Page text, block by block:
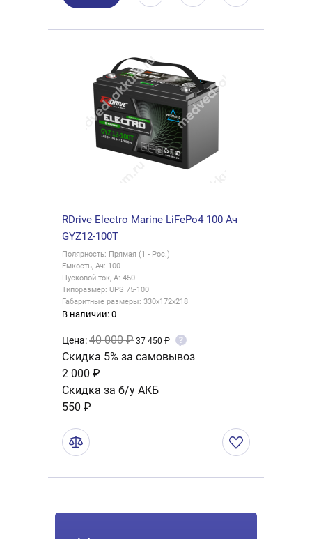
RDrive Electro Marine LiFePo4 100 Ач
GYZ12-100T
Полярность: Прямая (1 - Рос.)
Емкость, Ач: 100
Пусковой ток, А: 450
Типоразмер: UPS 75-100
Габаритные размеры: 330x172x218
В наличии: 0
Цена:40 000 ₽ 37 450 ₽ ?
Скидка 5% за самовывоз
2 000 ₽
Скидка за б/у АКБ
550 ₽